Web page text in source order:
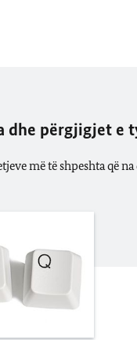
dhe përgjigjet e
më të shpeshta që